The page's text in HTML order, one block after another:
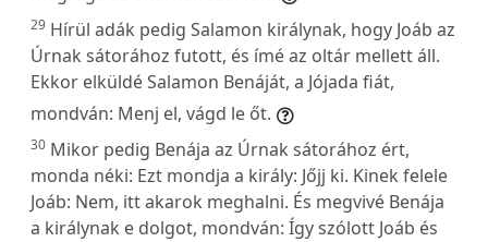
29 Hírül adák pedig Salamon királynak, hogy Joáb az
Úrnak sátorához futott, és ímé az oltár mellett áll.
Ekkor elküldé Salamon Benáját, a Jójada fiát,
mondván: Menj el, vágd le őt.
30 Mikor pedig Benája az Úrnak sátorához ért,
monda néki: Ezt mondja a király: Jőjj ki. Kinek felele
Joáb: Nem, itt akarok meghalni. És megvivé Benája
a királynak e dolgot, mondván: Így szólott Joáb és